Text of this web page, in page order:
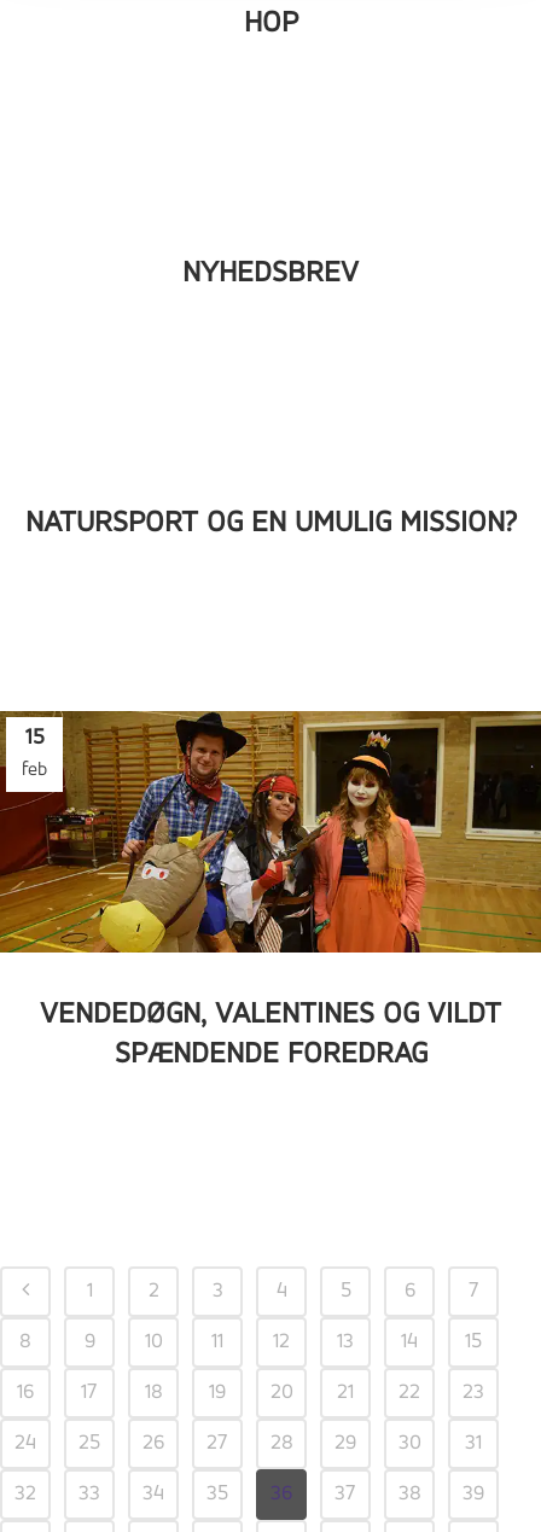
HOP
NYHEDSBREV
NATURSPORT OG EN UMULIG MISSION?
15
feb
VENDEDØGN, VALENTINES OG VILDT
SPÆNDENDE FOREDRAG
1 2 3 4 5 6 7
8 9 10 11 12 13 14 15
16 17 18 19 20 21 22 23
24 25 26 27 28 29 30 31
32 33 34 35 36 37 38 39